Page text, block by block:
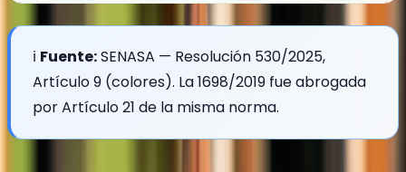
ℹ️ Fuente:SENASA — Resolución 530/2025,
Artículo 9 (colores). La 1698/2019 fue abrogada
por Artículo 21 de la misma norma.